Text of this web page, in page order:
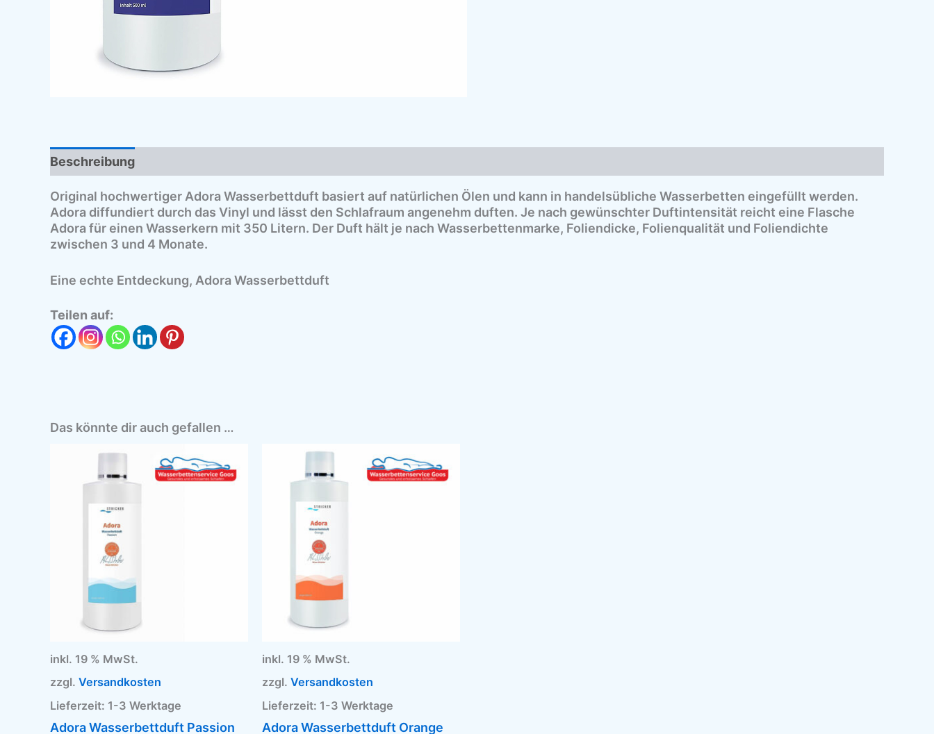
Beschreibung
Original hochwertiger Adora Wasserbettduft basiert auf natürlichen Ölen und kann in handelsübliche Wasserbetten eingefüllt werden.
Adora diffundiert durch das Vinyl und lässt den Schlafraum angenehm duften. Je nach gewünschter Duftintensität reicht eine Flasche
Adora für einen Wasserkern mit 350 Litern. Der Duft hält je nach Wasserbettenmarke, Foliendicke, Folienqualität und Foliendichte
zwischen 3 und 4 Monate.
Eine echte Entdeckung, Adora Wasserbettduft
Teilen auf:
Das könnte dir auch gefallen …
inkl. 19 % MwSt.
zzgl. Versandkosten
Lieferzeit: 1-3 Werktage
Adora Wasserbettduft Passion
inkl. 19 % MwSt.
zzgl. Versandkosten
Lieferzeit: 1-3 Werktage
Adora Wasserbettduft Orange